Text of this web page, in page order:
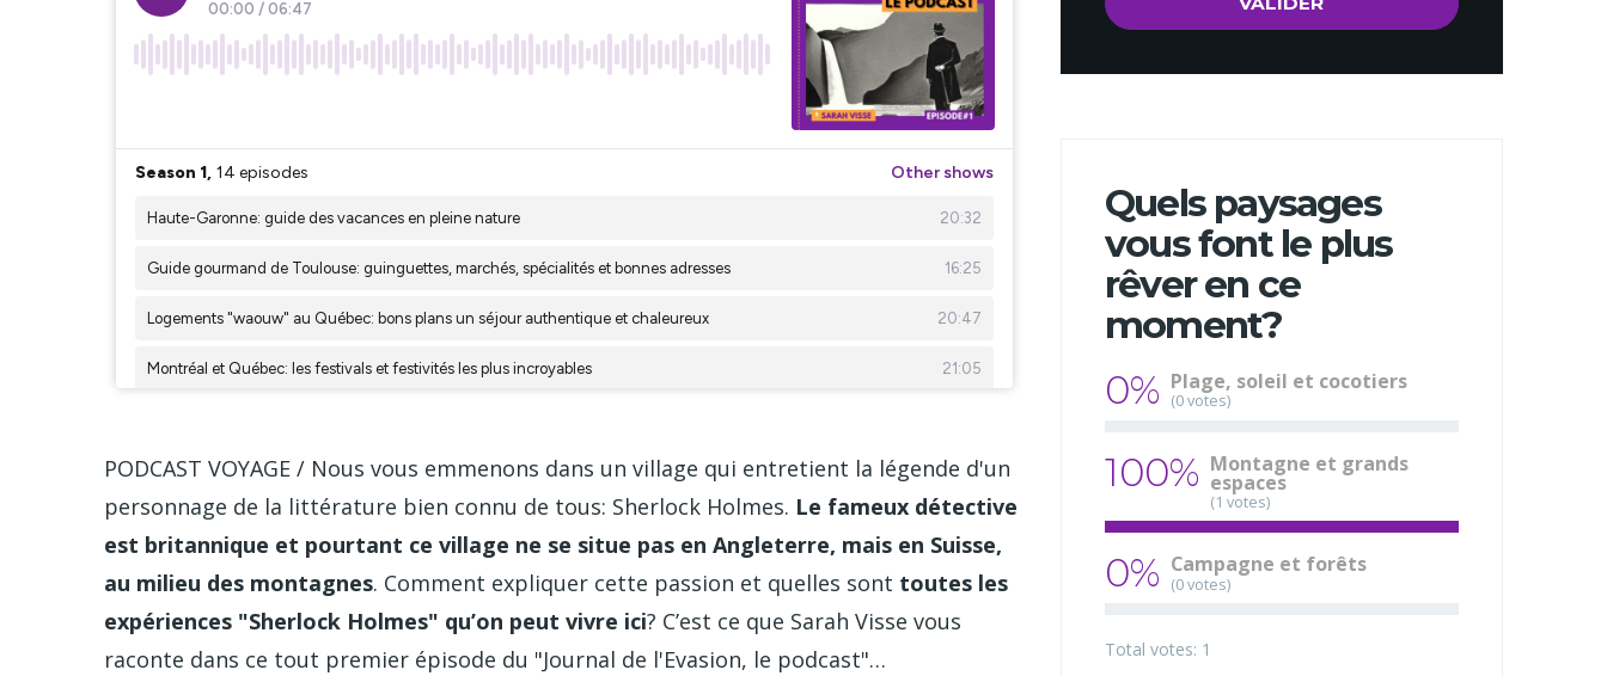
PODCAST VOYAGE / Nous vous emmenons dans un village qui entretient la légende d'un
personnage de la littérature bien connu de tous: Sherlock Holmes. Le fameux détective
est britannique et pourtant ce village ne se situe pas en Angleterre, mais en Suisse,
au milieu des montagnes. Comment expliquer cette passion et quelles sont toutes les
expériences "Sherlock Holmes" qu’on peut vivre ici? C’est ce que Sarah Visse vous
raconte dans ce tout premier épisode du "Journal de l'Evasion, le podcast"…
Quels paysages
vous font le plus
rêver en ce
moment?
0% Plage, soleil et cocotiers
(0 votes)
100% Montagne et grands
espaces
(1 votes)
0% Campagne et forêts
(0 votes)
Total votes: 1